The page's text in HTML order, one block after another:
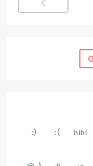
:) :( hihi